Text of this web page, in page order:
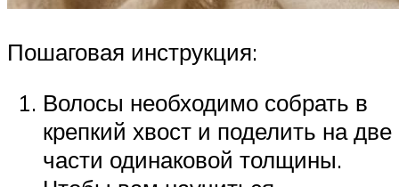
Пошаговая инструкция:
Волосы необходимо собрать в
крепкий хвост и поделить на две
части одинаковой толщины.